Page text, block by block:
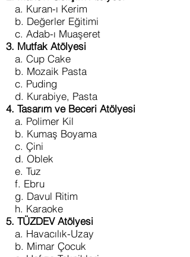
a. Kuran-ı Kerim
b. Değerler Eğitimi
c. Adab-ı Muaşeret
3. Mutfak Atölyesi
a. Cup Cake
b. Mozaik Pasta
c. Puding
d. Kurabiye, Pasta
4. Tasarım ve Beceri Atölyesi
a. Polimer Kil
b. Kumaş Boyama
c. Çini
d. Oblek
e. Tuz
f. Ebru
g. Davul Ritim
h. Karaoke
5. TÜZDEV Atölyesi
a. Havacılık-Uzay
b. Mimar Çocuk